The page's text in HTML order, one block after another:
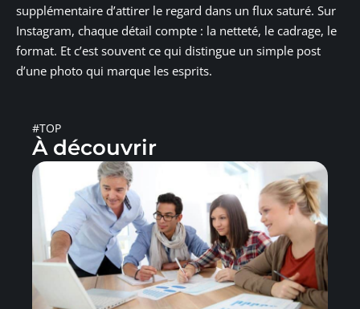
supplémentaire d’attirer le regard dans un flux saturé. Sur
Instagram, chaque détail compte : la netteté, le cadrage, le
format. Et c’est souvent ce qui distingue un simple post
d’une photo qui marque les esprits.
#TOP
À découvrir